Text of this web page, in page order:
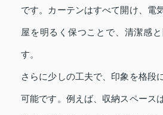
です。カーテンはすべて開け、電
屋を明るく保つことで、清潔感
す。
さらに少しの工夫で、印象を格段
可能です。例えば、収納スペース